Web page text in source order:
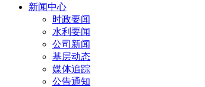
新闻中心
时政要闻
水利要闻
公司新闻
基层动态
媒体追踪
公告通知